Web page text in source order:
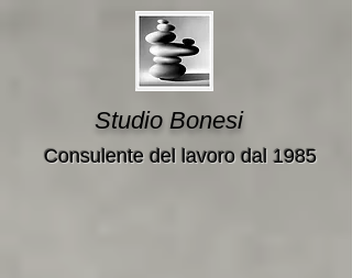
Studio Bonesi
Consulente del lavoro dal 1985